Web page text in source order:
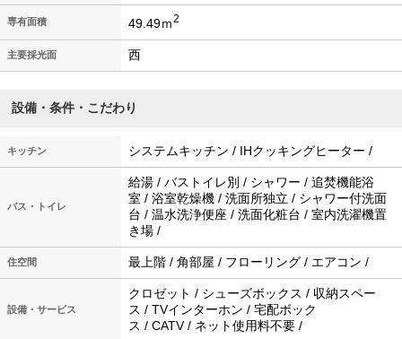
専有面積 49.49ｍ2
主要採光面 西
設備・条件・こだわり
キッチン システムキッチン / IHクッキングヒーター /
バス・トイレ
給湯 / バストイレ別 / シャワー / 追焚機能浴
室 / 浴室乾燥機 / 洗面所独立 / シャワー付洗面
台 / 温水洗浄便座 / 洗面化粧台 / 室内洗濯機置
き場 /
住空間 最上階 / 角部屋 / フローリング / エアコン /
設備・サービス
クロゼット / シューズボックス / 収納スペー
ス / TVインターホン / 宅配ボック
ス / CATV / ネット使用料不要 /